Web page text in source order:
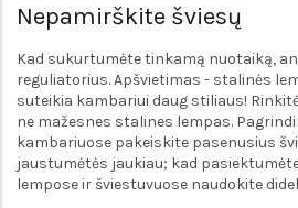
Nepamirškite šviesų
Kad sukurtumėte tinkamą nuotaiką,
reguliatorius. Apšvietimas - stalinės
suteikia kambariui daug stiliaus!
ne mažesnes stalines lempas.
kambariuose pakeiskite pasenusius
jaustumėtės jaukiau; kad
lempose ir šviestuvuose naudokite